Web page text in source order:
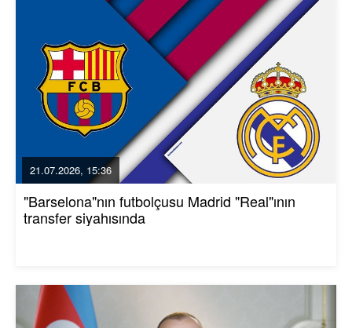
21.07.2026, 15:36
"Barselona"nın futbolçusu Madrid "Real"ının
transfer siyahısında